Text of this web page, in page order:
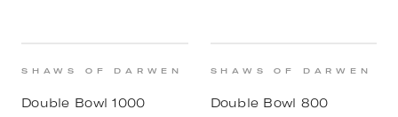
SHAWS OF DARWEN
Double Bowl 1000
SHAWS OF DARWEN
Double Bowl 800